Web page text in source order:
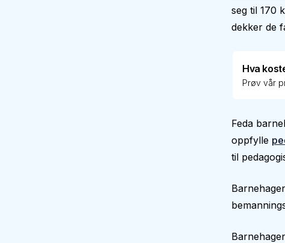
seg til 170
dekker de
Hva
Prøv vår
Feda
oppfylle
til